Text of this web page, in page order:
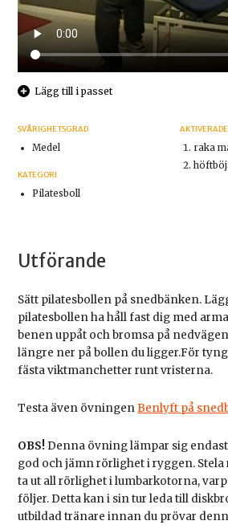
Lägg till i passet
SVÅRIGHETSGRAD
Medel
KATEGORI
Pilatesboll
raka
Utförande
Sätt pilatesbollen på snedbänken.
pilatesbollen ha håll fast dig med
benen uppåt och bromsa på
längre ner på bollen du ligger.För
fästa viktmanchetter runt vristerna.
Testa även övningenBenlyft på
OBS! Denna övning lämpar sig
god och jämn rörlighet i ryggen.
ta ut all rörlighet i lumbarkotorna,
följer. Detta kan i sin tur leda till
utbildad tränare innan du prövar